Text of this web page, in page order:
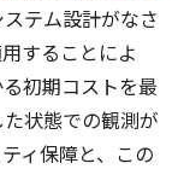
テム設計がなさ
することによ
初期コストを最
状態での観測が
ィ保障と、この